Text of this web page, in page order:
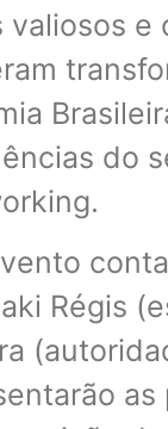
do
Régis